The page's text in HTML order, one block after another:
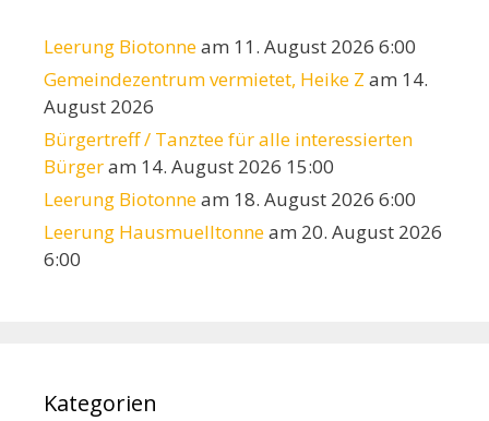
Leerung Biotonneam 11. August 2026 6:00
Gemeindezentrum vermietet, Heike Z am 14.
August 2026
Bürgertreff / Tanztee für alle interessierten
Bürgeram 14. August 2026 15:00
Leerung Biotonneam 18. August 2026 6:00
Leerung Hausmuelltonneam 20. August 2026
6:00
Kategorien